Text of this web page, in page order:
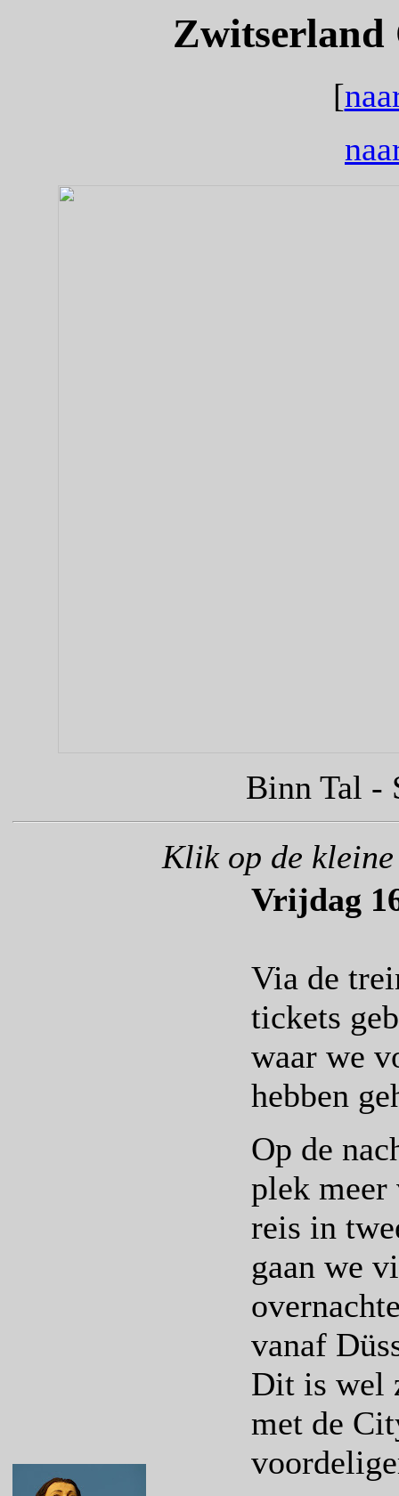
Zwitserland
[
Binn Tal -
Klik op de
Vrijdag
Via de
tickets
waar we
hebben
Op de
plek
reis in
gaan we
vanaf
Dit is wel
met de